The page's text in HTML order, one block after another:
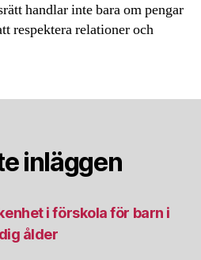
handlar inte bara om pengar
respektera relationer och
inläggen
i förskola för barn i
ålder